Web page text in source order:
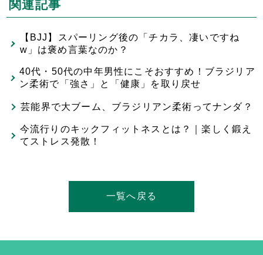
関連記事
【BJJ】スパーリング後の「チカラ、凄いですね
w」は褒め言葉なのか？
40代・50代の中年男性にこそおすすめ！ブラジリア
ン柔術で「強さ」と「健康」を取り戻せ
芸能界で大ブーム、ブラジリアン柔術ってナンダ？
今流行りのキックフィットネスとは？｜楽しく鍛え
てストレス発散！
一覧へ戻る